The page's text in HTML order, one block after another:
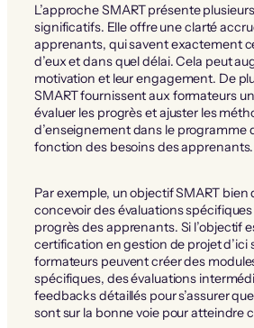
L’approche SMART présente
significatifs. Elle offre une clarté
apprenants, qui savent exactement
d’eux et dans quel délai. Cela peut
motivation et leur engagement. De
SMART fournissent aux formateurs
évaluer les progrès et ajuster les
d’enseignement dans le programme
fonction des besoins des apprenants.
Par exemple, un objectif SMART
concevoir des évaluations
progrès des apprenants. Si l’objectif
certification en gestion de projet d’ici
formateurs peuvent créer des
spécifiques, des évaluations
feedbacks détaillés pour s’assurer
sont sur la bonne voie pour atteindre